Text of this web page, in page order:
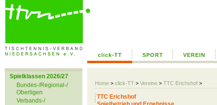
click-TT SPORT VEREIN
Home > click-TT > Vereine > TTC Erichshof >
Spielklassen 2026/27
Bundes-/Regional-/
Oberligen
Verbands-/
TTC Erichshof